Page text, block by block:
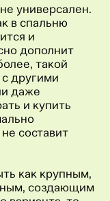
универсален.
в спальню
и
дополнит
такой
другими
даже
и купить
составит
как крупным,
создающим